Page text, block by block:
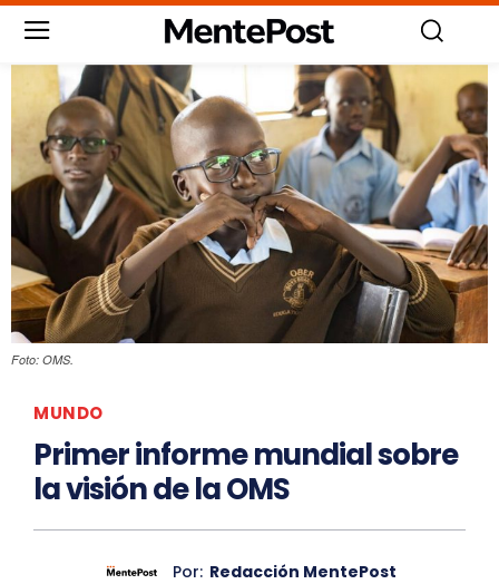
Foto: OMS.
MUNDO
Primer informe mundial sobre
la visión de la OMS
Por: Redacción MentePost